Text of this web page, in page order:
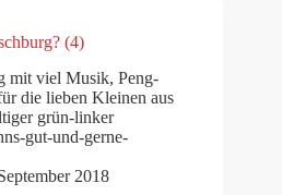
(4)
mit viel Musik, Peng-
die lieben Kleinen aus
grün-linker
gut-und-gerne-
2018